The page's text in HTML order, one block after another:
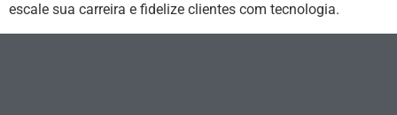
escale sua carreira e fidelize clientes com tecnologia.